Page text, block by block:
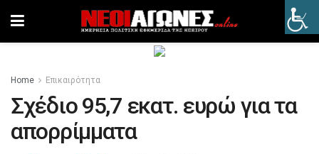
Home Επικαιρότητα
Σχέδιο 95,7 εκατ. ευρώ για τα
απορρίμματα